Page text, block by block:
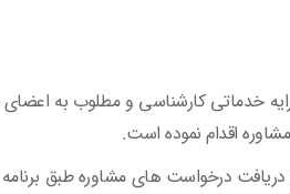
خدماتی کارشناسی و مطلوب به
اقدام نموده است.
دریافت درخواست های مشاوره طبق